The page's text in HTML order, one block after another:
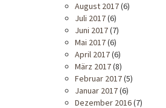
August 2017(6)
Juli 2017(6)
Juni 2017(7)
Mai 2017(6)
April 2017(6)
März 2017(8)
Februar 2017(5)
Januar 2017(6)
Dezember 2016(7)